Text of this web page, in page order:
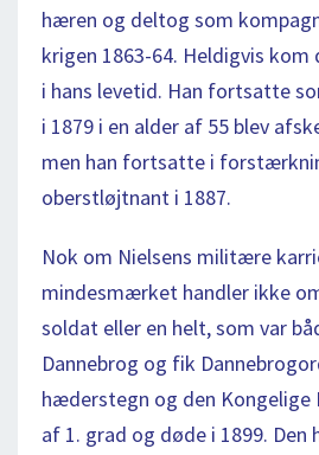
hæren og deltog som
krigen 1863-64. Heldigvis
i hans levetid. Han fortsatte
i 1879 i en alder af 55 blev
men han fortsatte i
oberstløjtnant i 1887.
Nok om Nielsens militære
mindesmærket handler ikke
soldat eller en helt, som var
Dannebrog og fik
hæderstegn og den
af 1. grad og døde i 1899. Den